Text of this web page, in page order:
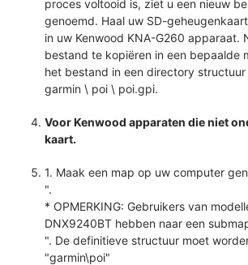
proces voltooid is, ziet u een nieuw
genoemd. Haal uw SD-
in uw Kenwood KNA-G260 apparaat.
bestand te kopiëren in een bepaalde
het bestand in een directory structuur
garmin \ poi \ poi.gpi.
Voor Kenwood apparaten die niet
kaart.
1. Maak een map op uw computer
".
* OPMERKING: Gebruikers van
DNX9240BT hebben naar een
". De definitieve structuur moet
"garmin\poi"